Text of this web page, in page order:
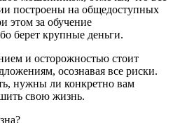
построены на общедоступных
этом за обучение
берет крупные деньги.
и осторожностью стоит
осознавая все риски.
нужны ли конкретно вам
свою жизнь.